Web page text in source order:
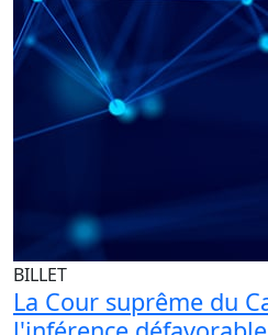
BILLET
La Cour suprême du